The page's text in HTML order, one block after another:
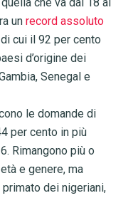
un record assoluto
cui il 92 per cento
d’origine dei
Senegal e
le domande di
per cento in più
Rimangono più o
e genere, ma
dei nigeriani,